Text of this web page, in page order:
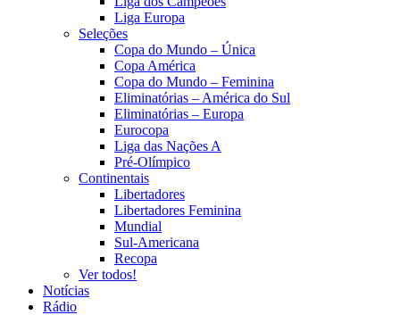
Liga Europa
Seleções
Copa do Mundo – Única
Copa América
Copa do Mundo – Feminina
Eliminatórias – América do Sul
Eliminatórias – Europa
Eurocopa
Liga das Nações A
Pré-Olímpico
Continentais
Libertadores
Libertadores Feminina
Mundial
Sul-Americana
Recopa
Ver todos!
Notícias
Rádio